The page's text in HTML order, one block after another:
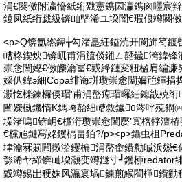
涓€闋傚附瀛愶紙绗戣憲鎸囩灜鎸囪嚜宸
鍐凤紙绗戯級锛屾墍浠ユ垜闇€瑕佷竴闋
<p>Q锛氳繎鍏╁勾渚嗭紝鎰涜开閬斾笉鍍
嶆柊鍥炴锛屼甫涓旈倓鎺ㄥ嚭鐬洿鍏
崇悆闉嬨€傚皪瀹冨€戜綘鏈変粈楹肩編
婇仈鍏э細Copa绯诲垪瓒崇悆闉嬭兘鍕捐
灏忔檪鍊欏偄瑁′甫涓嶅瘜瑁曪紝鎴戠殑
闉嬫槸鐖惰Κ鎷垮嚭绌嶆敘鐬ū涔呯殑閷
垜渚嗚锛岄€欓洐瓒崇悆闉嬮’寰楁牸澶
€欓兘鏈冩姳钁楀畠銆?/p><p>鑷虫柤
垏瀹冧箣闁撴湁钁楄涓嶅畬鐨勬晠浜嬨€
綔浠ヤ締锛屾垜灏变竴鐩寸┛钁桺redator
戜竴鍚岀稉姝风灜寰堝鍊煎緱閵樿鐨勭